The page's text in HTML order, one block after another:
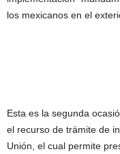
los mexicanos en el
Esta es la segunda
el recurso de trámite de
Unión, el cual permite